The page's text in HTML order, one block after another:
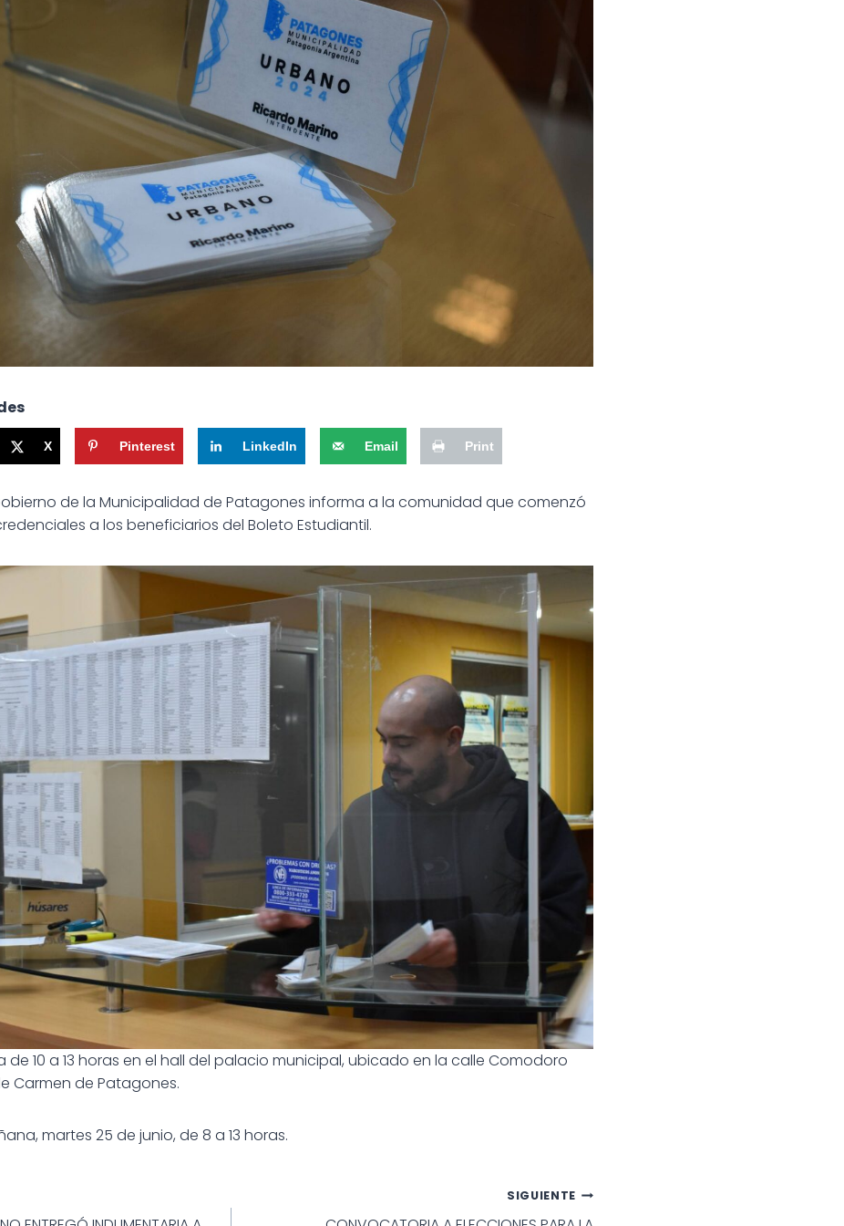
X Pinterest LinkedIn Email Print
de la Municipalidad de Patagones informa a la comunidad que comenzó
a los beneficiarios del Boleto Estudiantil.
de 10 a 13 horas en el hall del palacio municipal, ubicado en la calle Comodoro
Carmen de Patagones.
martes 25 de junio, de 8 a 13 horas.
SIGUIENTE